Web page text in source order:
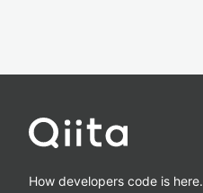
How developers code is here.